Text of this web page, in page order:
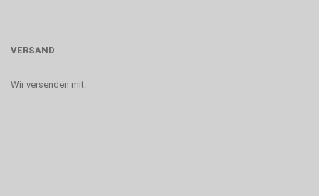
VERSAND
Wir versenden mit: